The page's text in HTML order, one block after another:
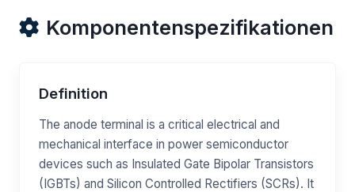
Komponentenspezifikationen
Definition
The anode terminal is a critical electrical and
mechanical interface in power semiconductor
devices such as Insulated Gate Bipolar Transistors
(IGBTs) and Silicon Controlled Rectifiers (SCRs). It